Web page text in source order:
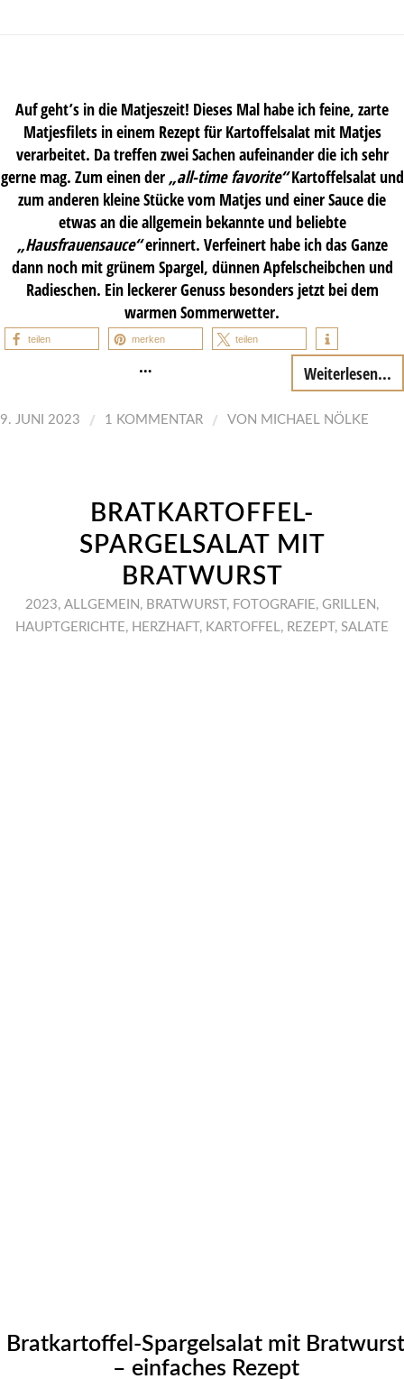
Auf geht’s in die Matjeszeit! Dieses Mal habe ich feine, zarte
Matjesfilets in einem Rezept für Kartoffelsalat mit Matjes
verarbeitet. Da treffen zwei Sachen aufeinander die ich sehr
gerne mag. Zum einen der „all-time favorite“Kartoffelsalat und
zum anderen kleine Stücke vom Matjes und einer Sauce die
etwas an die allgemein bekannte und beliebte
„Hausfrauensauce“erinnert. Verfeinert habe ich das Ganze
dann noch mit grünem Spargel, dünnen Apfelscheibchen und
Radieschen. Ein leckerer Genuss besonders jetzt bei dem
warmen Sommerwetter.
teilen merken teilen
… Weiterlesen...
9. JUNI 2023 / 1 KOMMENTAR / VON MICHAEL NÖLKE
BRATKARTOFFEL-
SPARGELSALAT MIT
BRATWURST
2023, ALLGEMEIN , BRATWURST, FOTOGRAFIE, GRILLEN ,
HAUPTGERICHTE, HERZHAFT, KARTOFFEL, REZEPT, SALATE
Bratkartoffel-Spargelsalat mit Bratwurst
– einfaches Rezept